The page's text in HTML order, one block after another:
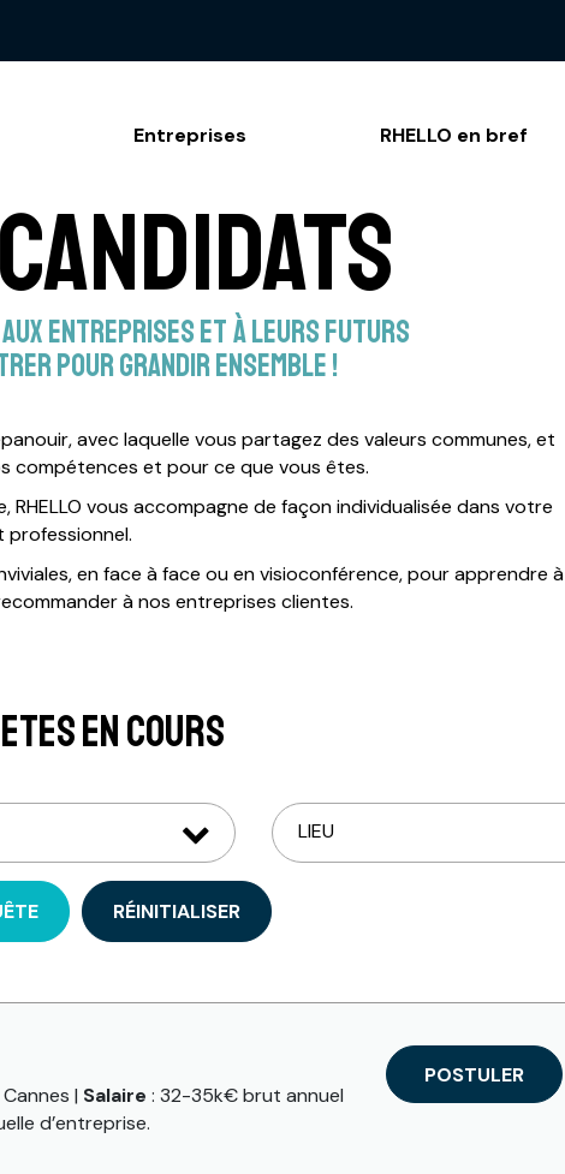
Entreprises RHELLO en bref
entreprises et à leurs futurs
pour grandir ensemble !
avec laquelle vous partagez des valeurs communes, et
compétences et pour ce que vous êtes.
vous accompagne de façon individualisée dans votre
professionnel.
en face à face ou en visioconférence, pour apprendre à
à nos entreprises clientes.
EN COURS
RÉINITIALISER
Cannes | Salaire : 32-35k€ brut annuel
d’entreprise.
POSTULER